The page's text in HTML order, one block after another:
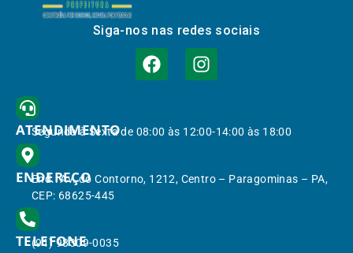
Siga-nos nas redes sociais
ATENDIMENTO
Segunda à Sexta de 08:00 às 12:00-14:00 às 18:00
ENDEREÇO
End.: Av. do Contorno, 1212, Centro – Paragominas – PA,
CEP: 68625-445
TELEFONE
(91) 98309-0035